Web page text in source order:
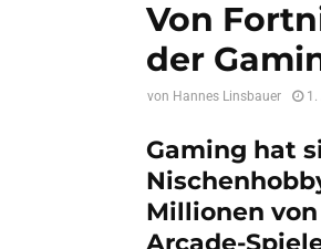
Von
der
von Hannes Linsbauer
Gaming hat
Millionen
Arcade-